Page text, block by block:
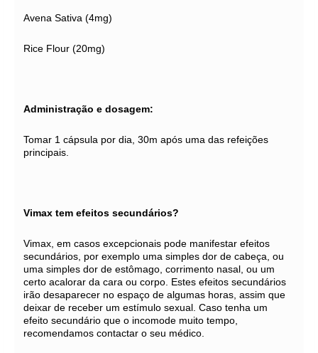
Avena Sativa (4mg)
Rice Flour (20mg)
Administração e dosagem:
Tomar 1 cápsula por dia, 30m após uma das refeições
principais.
Vimax tem efeitos secundários?
Vimax, em casos excepcionais pode manifestar efeitos
secundários, por exemplo uma simples dor de cabeça, ou
uma simples dor de estômago, corrimento nasal, ou um
certo acalorar da cara ou corpo. Estes efeitos secundários
irão desaparecer no espaço de algumas horas, assim que
deixar de receber um estímulo sexual. Caso tenha um
efeito secundário que o incomode muito tempo,
recomendamos contactar o seu médico.